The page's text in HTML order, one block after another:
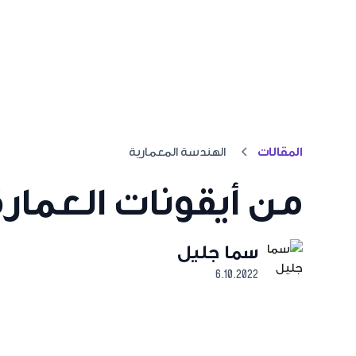
المقالات الهندسة المعمارية
من أيقونات
سما جليل
6.10.2022